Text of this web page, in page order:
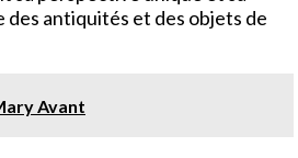
des antiquités et des objets de
Avant